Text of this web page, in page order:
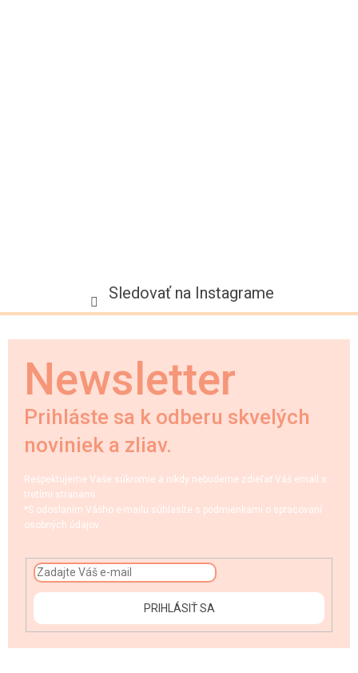
Sledovať na Instagrame
Newsletter
Prihláste sa k odberu skvelých
noviniek a zliav.
Rešpektujeme Vaše súkromie a nikdy nebudeme zdieľať Váš email s
tretími stranami.
*S odoslaním Vášho e-mailu súhlasíte s podmienkami o spracovaní
osobných údajov.
PRIHLÁSIŤ SA